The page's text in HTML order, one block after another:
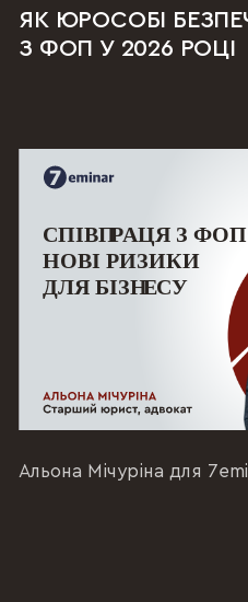
ЯК ЮРОСОБІ
З ФОП У 2026 РОЦІ
Альона Мічуріна для